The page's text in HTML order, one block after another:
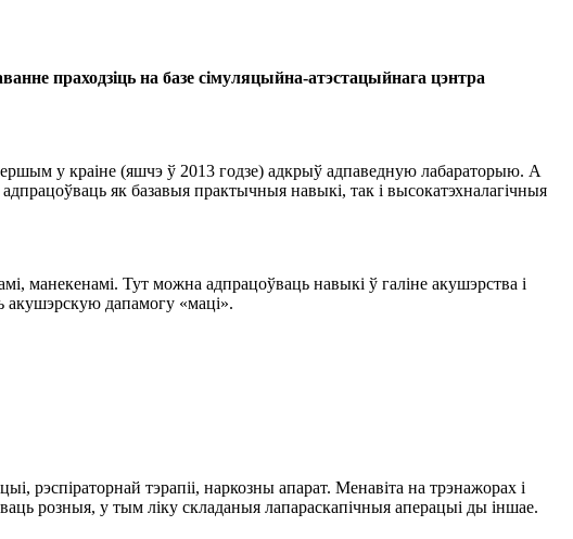
праходзіць на базе сімуляцыйна-атэстацыйнага цэнтра
у краіне (яшчэ ў 2013 годзе) адкрыў адпаведную лабараторыю. А
як базавыя практычныя навыкі, так і высокатэхналагічныя
манекенамі. Тут можна адпрацоўваць навыкі ў галіне акушэрства і
акушэрскую дапамогу «маці».
рэспіраторнай тэрапіі, наркозны апарат. Менавіта на трэнажорах і
розныя, у тым ліку складаныя лапараскапічныя аперацыі ды іншае.